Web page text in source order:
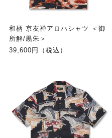
和柄 京友禅アロハシャツ ＜御
所解/黒朱＞
39,600円（税込）